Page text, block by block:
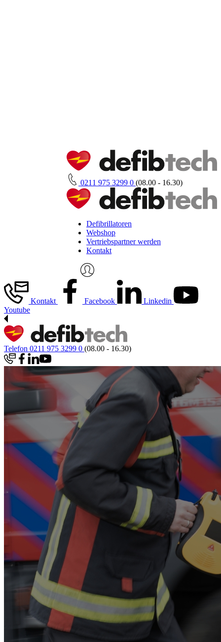
0211 975 3299 0 (08.00 - 16.30)
Defibrillatoren
Webshop
Vertriebspartner werden
Kontakt
Kontakt Facebook
Linkedin
Youtube
Telefon 0211 975 3299 0 (08.00 - 16.30)